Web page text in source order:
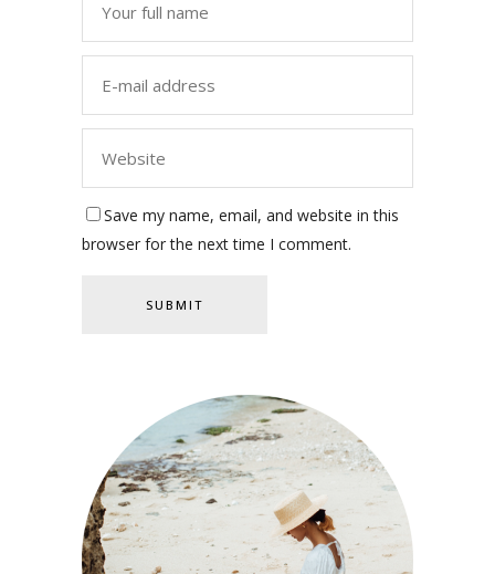
Save my name, email, and website in this
browser for the next time I comment.